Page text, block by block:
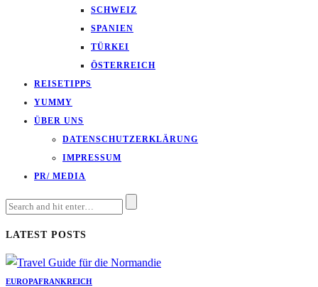
SCHWEIZ
SPANIEN
TÜRKEI
ÖSTERREICH
REISETIPPS
YUMMY
ÜBER UNS
DATENSCHUTZERKLÄRUNG
IMPRESSUM
PR/ MEDIA
LATEST POSTS
EUROPAFRANKREICH